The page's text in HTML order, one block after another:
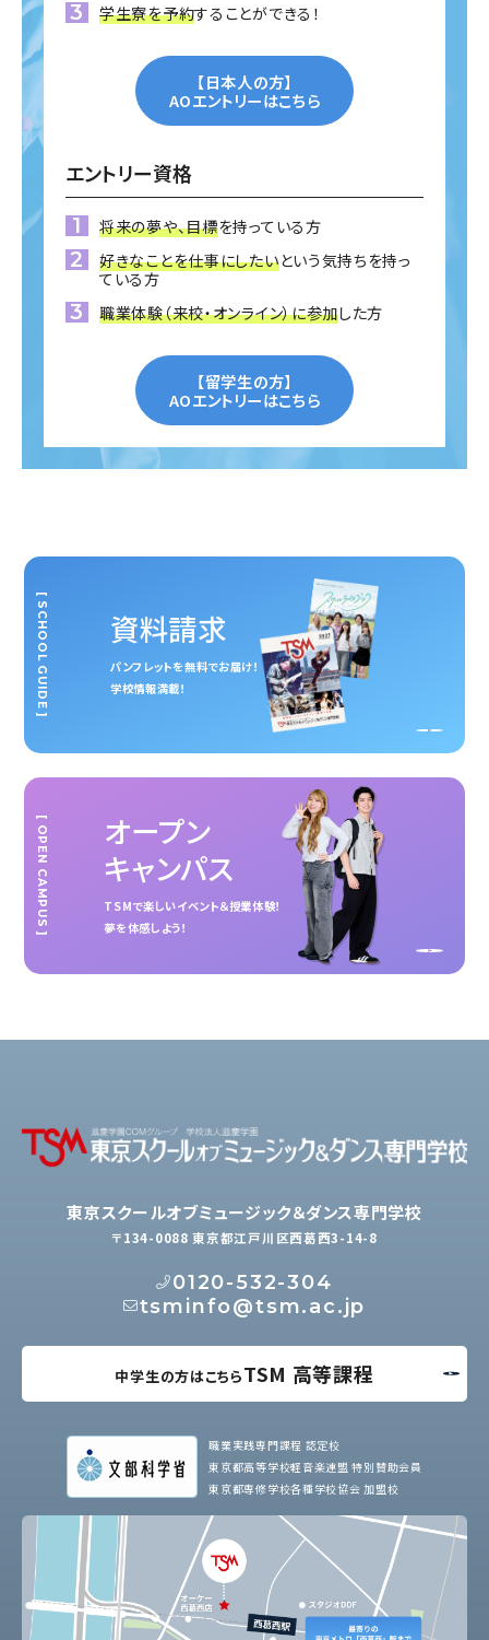
学生寮を予約することができる！
【日本人の方】
AOエントリーはこちら
エントリー資格
将来の夢や、目標を持っている方
好きなことを仕事にしたいという気持ちを持っ
ている方
職業体験（来校・オンライン）に参加した方
【留学生の方】
AOエントリーはこちら
資料請求
パンフレットを無料でお届け！
学校情報満載！
[ SCHOOL GUIDE ]
オープン
キャンパス
TSMで楽しいイベント＆授業体験！
夢を体感しよう！
[ OPEN CAMPUS ]
東京スクールオブミュージック＆ダンス専門学校
〒134-0088 東京都江戸川区西葛西3-14-8
0120-532-304
tsminfo@tsm.ac.jp
中学生の方はこちらTSM 高等課程
職業実践専門課程 認定校
東京都高等学校軽音楽連盟 特別賛助会員
東京都専修学校各種学校協会 加盟校